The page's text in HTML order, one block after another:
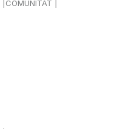
COMUNITAT